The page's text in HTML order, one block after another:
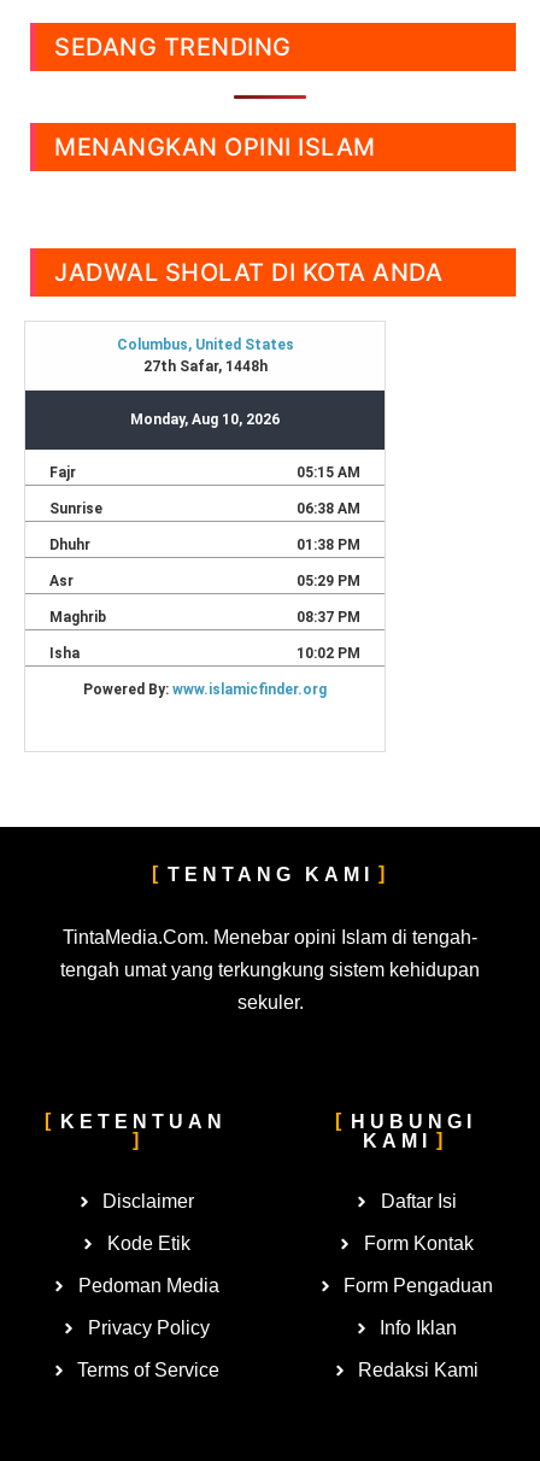
SEDANG TRENDING
MENANGKAN OPINI ISLAM
JADWAL SHOLAT DI KOTA ANDA
TENTANG KAMI
TintaMedia.Com. Menebar opini Islam di tengah-
tengah umat yang terkungkung sistem kehidupan
sekuler.
KETENTUAN
Disclaimer
Kode Etik
Pedoman Media
Privacy Policy
Terms of Service
HUBUNGI
KAMI
Daftar Isi
Form Kontak
Form Pengaduan
Info Iklan
Redaksi Kami